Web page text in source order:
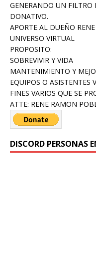
GENERANDO UN FILTRO
DONATIVO.
APORTE AL DUEÑO
UNIVERSO VIRTUAL
PROPOSITO:
SOBREVIVIR Y VIDA
MANTENIMIENTO Y
EQUIPOS O ASISTENTES
FINES VARIOS QUE SE
ATTE: RENE RAMON
DISCORD PERSONAS